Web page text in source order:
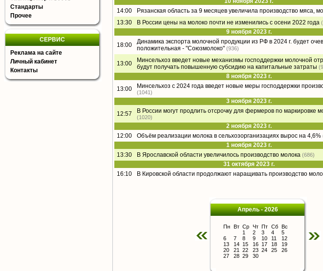
Стандарты
Прочее
СЕРВИС
Реклама на сайте
Личный кабинет
Контакты
14:00
Рязанская область за 9 месяцев увеличила производство мяса,
13:30 В России цены на молоко почти не изменились с осени 2022 года
9 ноября 2023 г.
18:00
Динамика экспорта молочной продукции из РФ в 2024 г. будет
положительная - "Союзмолоко" (936)
13:00
Минсельхоз введет новые механизмы господдержки молочной
будут получать повышенную субсидию на капитальные затраты
8 ноября 2023 г.
13:00
Минсельхоз с 2024 года введет новые меры господдержки
(1041)
3 ноября 2023 г.
12:57
В России могут продлить отсрочку для фермеров по маркировке
(1020)
2 ноября 2023 г.
12:00
Объём реализации молока в сельхозорганизациях вырос на 4,6%
1 ноября 2023 г.
13:30
В Ярославской области увеличилось производство молока (686)
31 октября 2023 г.
16:10
В Кировской области продолжают наращивать производство
Апрель - 2026
Пн Вт Ср Чт Пт Сб Вс
1
2 3 4
5
6
7 8 9 10 11
12
13
14 15 16 17 18
19
20
21 22 23 24 25
26
27
28 29 30